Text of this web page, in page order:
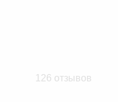
126 отзывов